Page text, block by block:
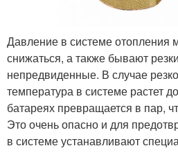
Давление в системе отопления
снижаться, а также бывают
непредвиденные. В случае
температура в системе растет
батареях превращается в пар,
Это очень опасно и для
в системе устанавливают